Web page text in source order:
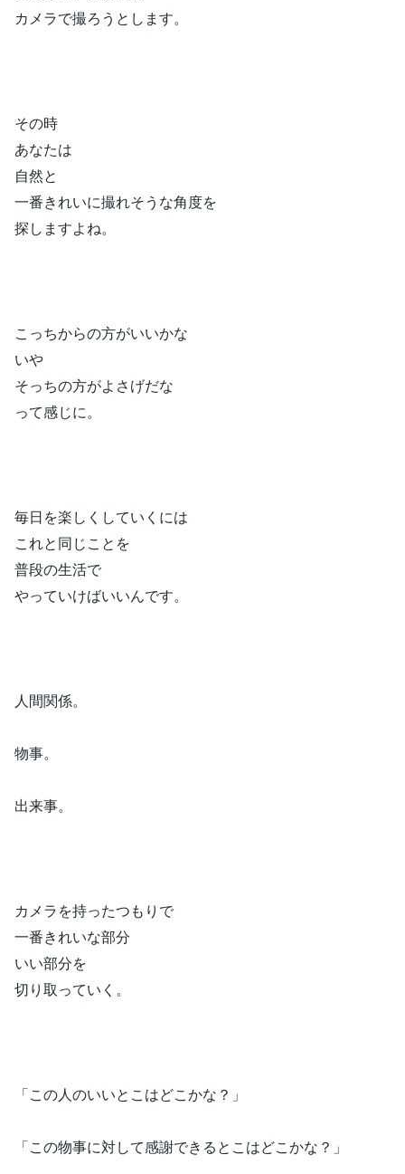
カメラで撮ろうとします。
その時
あなたは
自然と
一番きれいに撮れそうな角度を
探しますよね。
こっちからの方がいいかな
いや
そっちの方がよさげだな
って感じに。
毎日を楽しくしていくには
これと同じことを
普段の生活で
やっていけばいいんです。
人間関係。
物事。
出来事。
カメラを持ったつもりで
一番きれいな部分
いい部分を
切り取っていく。
「この人のいいとこはどこかな？」
「この物事に対して感謝できるとこはどこかな？」